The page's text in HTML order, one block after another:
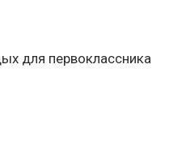
для первоклассника